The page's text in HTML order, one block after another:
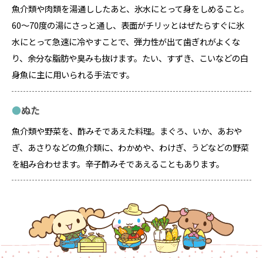
魚介類や肉類を湯通ししたあと、氷水にとって身をしめること。
60～70度の湯にさっと通し、表面がチリッとはぜたらすぐに氷
水にとって急速に冷やすことで、弾力性が出て歯ぎれがよくな
り、余分な脂肪や臭みも抜けます。たい、すずき、こいなどの白
身魚に主に用いられる手法です。
ぬた
魚介類や野菜を、酢みそであえた料理。まぐろ、いか、あおや
ぎ、あさりなどの魚介類に、わかめや、わけぎ、うどなどの野菜
を組み合わせます。辛子酢みそであえることもあります。